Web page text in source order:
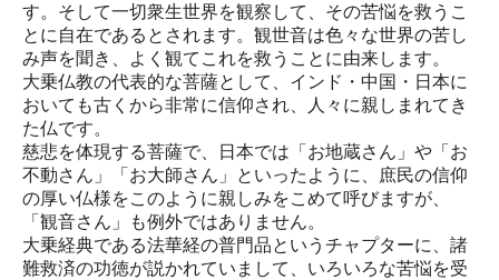
す。そして一切衆生世界を観察して、その苦悩を救うこ
とに自在であるとされます。観世音は色々な世界の苦し
み声を聞き、よく観てこれを救うことに由来します。
大乗仏教の代表的な菩薩として、インド・中国・日本に
おいても古くから非常に信仰され、人々に親しまれてき
た仏です。
慈悲を体現する菩薩で、日本では「お地蔵さん」や「お
不動さん」「お大師さん」といったように、庶民の信仰
の厚い仏様をこのように親しみをこめて呼びますが、
「観音さん」も例外ではありません。
大乗経典である法華経の普門品というチャプターに、諸
難救済の功徳が説かれていまして、いろいろな苦悩を受